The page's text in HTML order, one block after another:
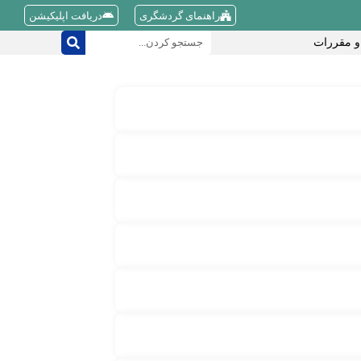
راهنمای گردشگری دریافت اپلیکیشن
و مقررات